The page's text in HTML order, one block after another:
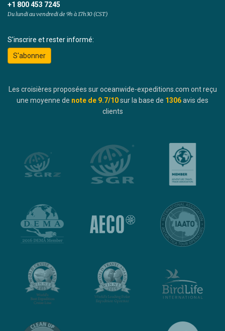
+1 800 453 7245
Du lundi au vendredi de 9h à 17h30 (CST)
S'inscrire et rester informé:
S'abonner
Les croisières proposées sur oceanwide-expeditions.com ont reçu
une moyenne de note de 9.7/10sur la base de 1306avis des
clients